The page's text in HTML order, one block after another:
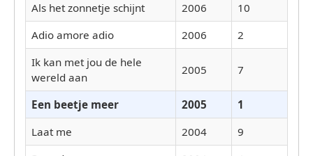
Als het zonnetje schijnt
2006
10
Adio amore adio
2006
2
Ik kan met jou de hele
wereld aan
2005 7
Een beetje meer 2005
1
Laat me
2004
9